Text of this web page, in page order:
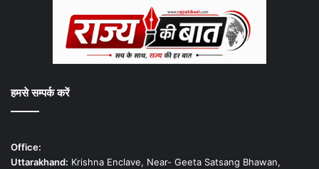
हमसे सम्पर्क करें
Office:
Uttarakhand: Krishna Enclave, Near- Geeta Satsang Bhawan,